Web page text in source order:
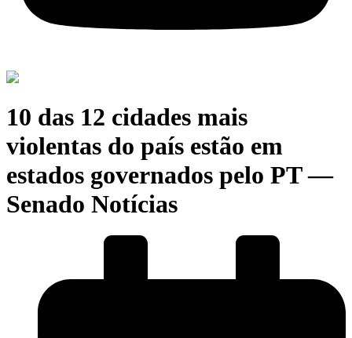
10 das 12 cidades mais
violentas do país estão em
estados governados pelo PT —
Senado Notícias